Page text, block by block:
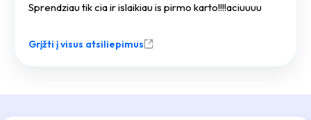
Sprendziau tik cia ir islaikiau is pirmo karto!!!!aciuuuu
Grįžti į visus atsiliepimus